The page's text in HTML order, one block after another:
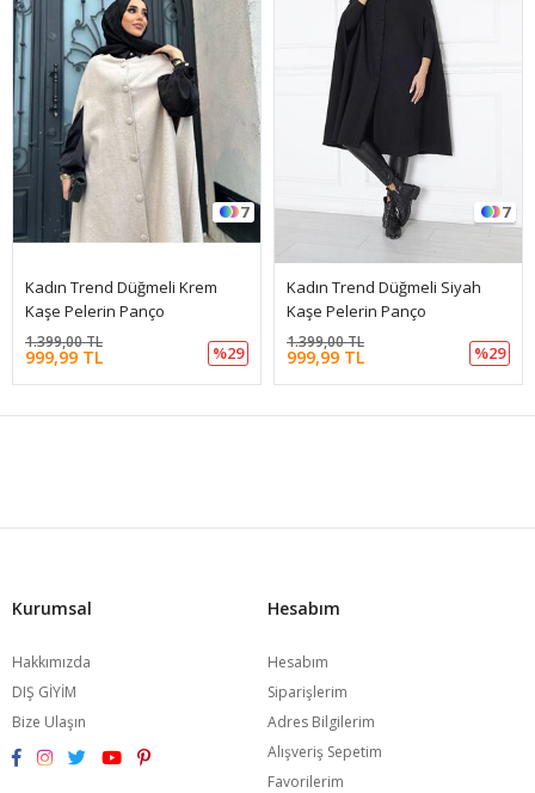
7
Kadın Trend Düğmeli Krem
Kaşe Pelerin Panço
999,99 TL
1.399,00 TL
%29
7
Kadın Trend Düğmeli Siyah
Kaşe Pelerin Panço
999,99 TL
1.399,00 TL
%29
Kurumsal
Hakkımızda
DIŞ GİYİM
Bize Ulaşın
Hesabım
Hesabım
Siparişlerim
Adres Bilgilerim
Alışveriş Sepetim
Favorilerim